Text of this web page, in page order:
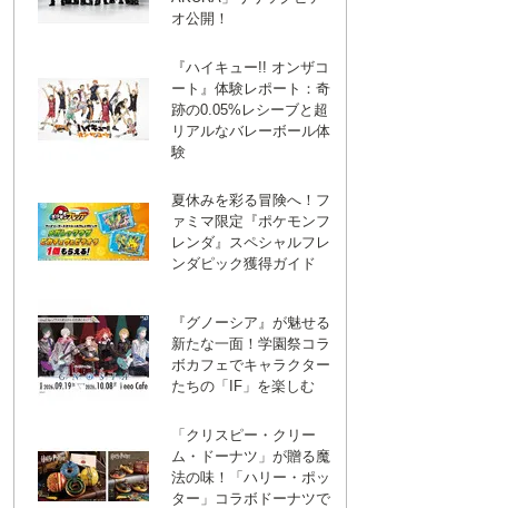
オ公開！
『ハイキュー!! オンザコ
ート』体験レポート：奇
跡の0.05%レシーブと超
リアルなバレーボール体
験
夏休みを彩る冒険へ！フ
ァミマ限定『ポケモンフ
レンダ』スペシャルフレ
ンダピック獲得ガイド
『グノーシア』が魅せる
新たな一面！学園祭コラ
ボカフェでキャラクター
たちの「IF」を楽しむ
「クリスピー・クリー
ム・ドーナツ」が贈る魔
法の味！「ハリー・ポッ
ター」コラボドーナツで